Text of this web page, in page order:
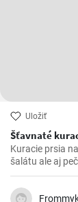
Uložiť
Šťavnaté
Kuracie prsia
šalátu ale aj
spôsob